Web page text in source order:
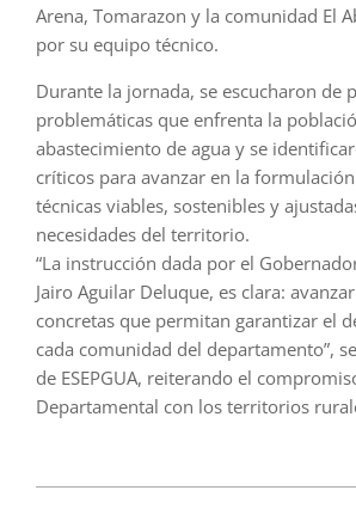
Arena, Tomarazon y la comunidad El
por su equipo técnico.
Durante la jornada, se escucharon de
problemáticas que enfrenta la
abastecimiento de agua y se
críticos para avanzar en la
técnicas viables, sostenibles y
necesidades del territorio.
“La instrucción dada por el
Jairo Aguilar Deluque, es clara:
concretas que permitan garantizar el
cada comunidad del departamento”,
de ESEPGUA, reiterando el
Departamental con los territorios